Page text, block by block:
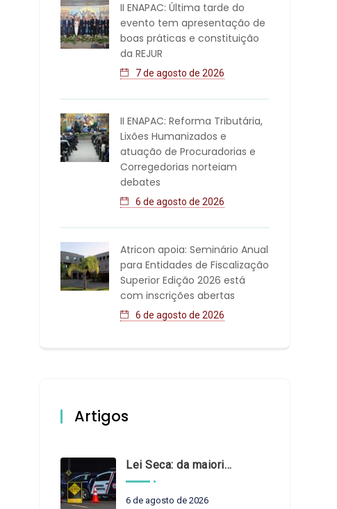
II ENAPAC: Última tarde do
evento tem apresentação de
boas práticas e constituição
da REJUR
7 de agosto de 2026
II ENAPAC: Reforma Tributária,
Lixões Humanizados e
atuação de Procuradorias e
Corregedorias norteiam
debates
6 de agosto de 2026
Atricon apoia: Seminário Anual
para Entidades de Fiscalização
Superior Edição 2026 está
com inscrições abertas
6 de agosto de 2026
Artigos
Lei Seca: da maioridade à maturidade
6 de agosto de 2026